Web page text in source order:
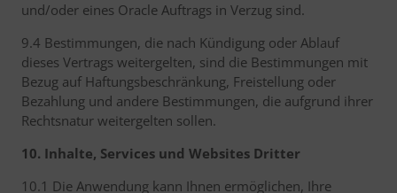
und/oder eines Oracle Auftrags in Verzug sind.
9.4 Bestimmungen, die nach Kündigung oder Ablauf
dieses Vertrags weitergelten, sind die Bestimmungen mit
Bezug auf Haftungsbeschränkung, Freistellung oder
Bezahlung und andere Bestimmungen, die aufgrund ihrer
Rechtsnatur weitergelten sollen.
10. Inhalte, Services und Websites Dritter
10.1 Die Anwendung kann Ihnen ermöglichen, Ihre